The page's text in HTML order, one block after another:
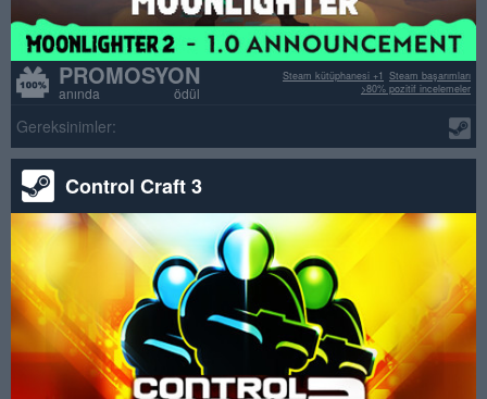
PROMOSYON
anında ödül
Steam başarımları
Steam kütüphanesi +1
>80% pozitif incelemeler
Gereksinimler:
Control Craft 3